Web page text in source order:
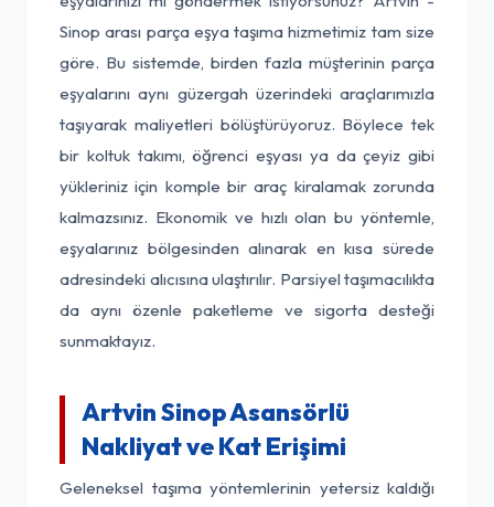
Sinop arası parça eşya taşıma hizmetimiz tam size
göre. Bu sistemde, birden fazla müşterinin parça
eşyalarını aynı güzergah üzerindeki araçlarımızla
taşıyarak maliyetleri bölüştürüyoruz. Böylece tek
bir koltuk takımı, öğrenci eşyası ya da çeyiz gibi
yükleriniz için komple bir araç kiralamak zorunda
kalmazsınız. Ekonomik ve hızlı olan bu yöntemle,
eşyalarınız bölgesinden alınarak en kısa sürede
adresindeki alıcısına ulaştırılır. Parsiyel taşımacılıkta
da aynı özenle paketleme ve sigorta desteği
sunmaktayız.
Artvin Sinop Asansörlü
Nakliyat ve Kat Erişimi
Geleneksel taşıma yöntemlerinin yetersiz kaldığı